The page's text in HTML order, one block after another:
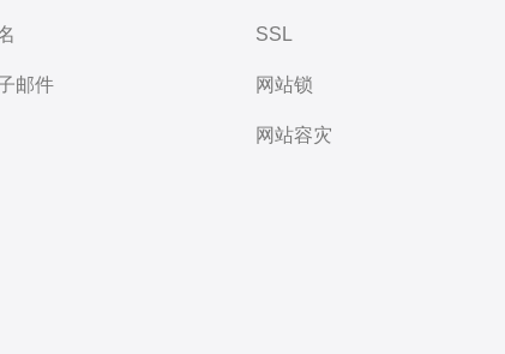
邮件
SSL
网站锁
网站容灾